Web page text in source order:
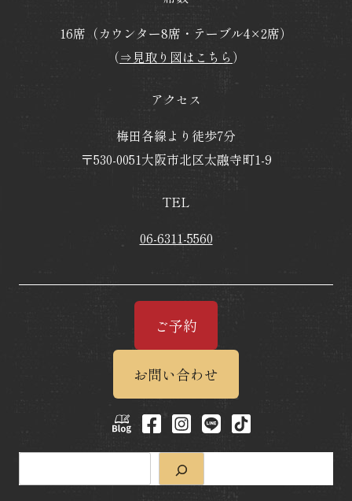
16席（カウンター8席・テーブル4×2席）
（⇒見取り図はこちら ）
アクセス
梅田各線より徒歩7分
〒530-0051大阪市北区太融寺町1-9
TEL
06-6311-5560
ご予約
お問い合わせ
索